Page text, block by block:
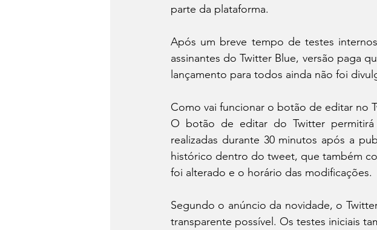
parte da plataforma.
Após um breve tempo de testes
assinantes do Twitter Blue, versão paga
lançamento para todos ainda não foi
Como vai funcionar o botão de editar no
O botão de editar do Twitter
realizadas durante 30 minutos após a
histórico dentro do tweet, que também
foi alterado e o horário das modificações.
Segundo o anúncio da novidade, o
transparente possível. Os testes iniciais